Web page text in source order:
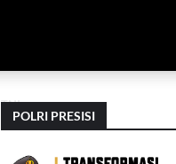
TNI
POLRI PRESISI